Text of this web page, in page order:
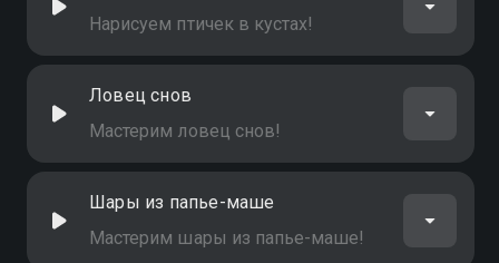
Нарисуем птичек в кустах!
Ловец снов
Мастерим ловец снов!
Шары из папье-маше
Мастерим шары из папье-маше!